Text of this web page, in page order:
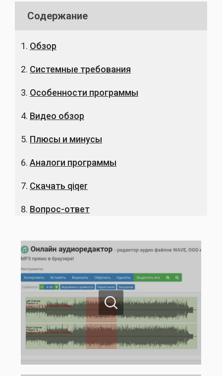
Содержание
Обзор
Системные требования
Особенности программы
Видео обзор
Плюсы и минусы
Аналоги программы
Скачать qiqer
Вопрос-ответ